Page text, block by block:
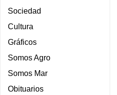
Sociedad
Cultura
Gráficos
Somos Agro
Somos Mar
Obituarios